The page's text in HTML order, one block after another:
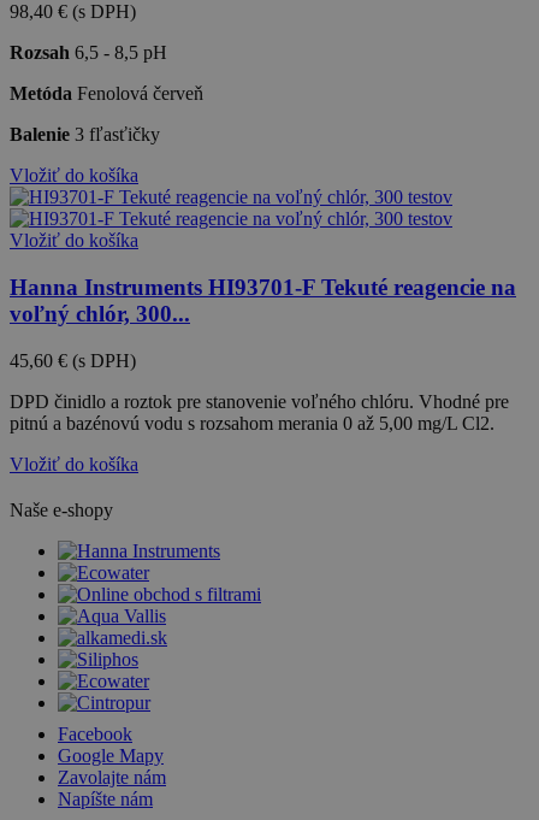
98,40 € (s DPH)
Rozsah 6,5 - 8,5 pH
Metóda Fenolová červeň
Balenie 3 fľasťičky
Vložiť do košíka
Vložiť do košíka
Hanna Instruments HI93701-F Tekuté reagencie na
voľný chlór, 300...
45,60 € (s DPH)
DPD činidlo a roztok pre stanovenie voľného chlóru. Vhodné pre
pitnú a bazénovú vodu s rozsahom merania 0 až 5,00 mg/L Cl2.
Vložiť do košíka
Naše e-shopy
Facebook
Google Mapy
Zavolajte nám
Napíšte nám